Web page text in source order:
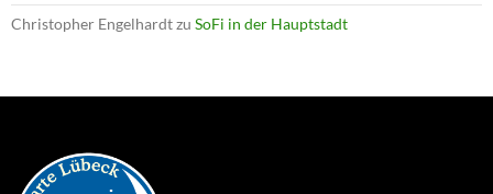
Christopher Engelhardtzu SoFi in der Hauptstadt